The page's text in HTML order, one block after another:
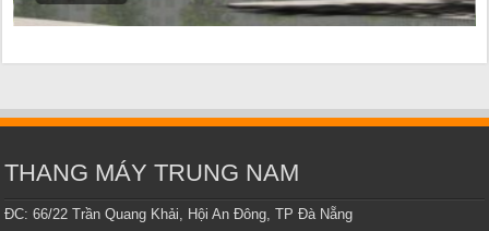
THANG MÁY TRUNG NAM
ĐC: 66/22 Trần Quang Khải, Hội An Đông, TP Đà Nẵng